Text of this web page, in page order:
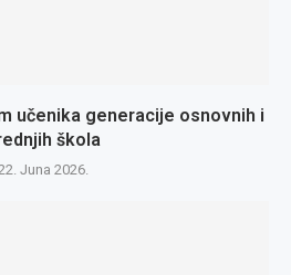
učenika generacije osnovnih i
škola
Juna 2026.